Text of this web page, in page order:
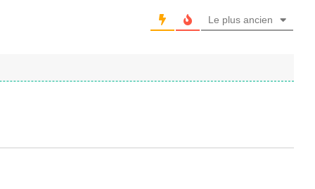
Le plus ancien